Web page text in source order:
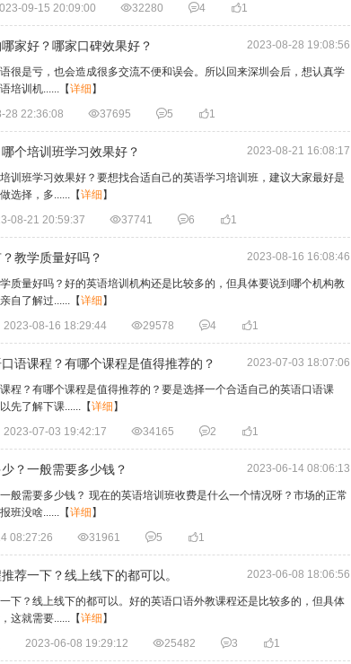
09-15 20:09:00 32280 4 1
家好？哪家口碑效果好？ 2023-08-28 19:08:56
很是亏，也会造成很多交流不便和误会。所以回来深圳会后，想认真学
培训机...... 【详细 】
28 22:36:08 37695 5 1
个培训班学习效果好？ 2023-08-21 16:08:17
训班学习效果好？要想找合适自己的英语学习培训班，建议大家最好是
选择，多...... 【详细 】
08-21 20:59:37 37741 6 1
教学质量好吗？ 2023-08-16 16:08:46
质量好吗？好的英语培训机构还是比较多的，但具体要说到哪个机构教
自了解过...... 【详细 】
2023-08-16 18:29:44 29578 4 1
语课程？有哪个课程是值得推荐的？ 2023-07-03 18:07:06
程？有哪个课程是值得推荐的？要是选择一个合适自己的英语口语课
先了解下课...... 【详细 】
2023-07-03 19:42:17 34165 2 1
？一般需要多少钱？ 2023-06-14 08:06:13
般需要多少钱？ 现在的英语培训班收费是什么一个情况呀？市场的正常
班没啥...... 【详细 】
08:27:26 31961 5 1
荐一下？线上线下的都可以。 2023-06-08 18:06:56
下？线上线下的都可以。好的英语口语外教课程还是比较多的，但具体
这就需要...... 【详细 】
2023-06-08 19:29:12 25482 3 1